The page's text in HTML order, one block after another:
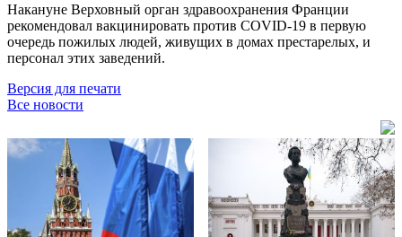
Накануне Верховный орган здравоохранения Франции
рекомендовал вакцинировать против COVID-19 в первую
очередь пожилых людей, живущих в домах престарелых, и
персонал этих заведений.
Версия для печати
Все новости